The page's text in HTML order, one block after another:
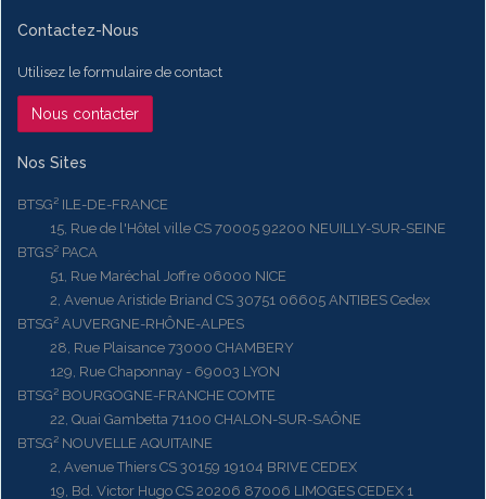
Contactez-Nous
Utilisez le formulaire de contact
Nous contacter
Nos Sites
BTSG² ILE-DE-FRANCE
15, Rue de l'Hôtel ville CS 70005 92200 NEUILLY-SUR-SEINE
BTGS² PACA
51, Rue Maréchal Joffre 06000 NICE
2, Avenue Aristide Briand CS 30751 06605 ANTIBES Cedex
BTSG² AUVERGNE-RHÔNE-ALPES
28, Rue Plaisance 73000 CHAMBERY
129, Rue Chaponnay - 69003 LYON
BTSG² BOURGOGNE-FRANCHE COMTE
22, Quai Gambetta 71100 CHALON-SUR-SAÔNE
BTSG² NOUVELLE AQUITAINE
2, Avenue Thiers CS 30159 19104 BRIVE CEDEX
19, Bd. Victor Hugo CS 20206 87006 LIMOGES CEDEX 1